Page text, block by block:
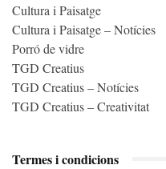
Cultura i Paisatge
Cultura i Paisatge – Notícies
Porró de vidre
TGD Creatius
TGD Creatius – Notícies
TGD Creatius – Creativitat
Termes i condicions